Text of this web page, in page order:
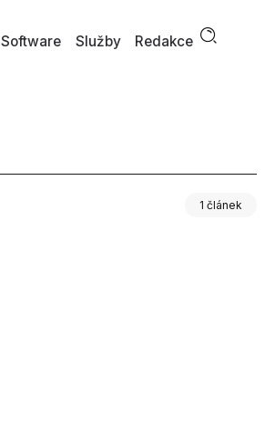
Software Služby Redakce
1 článek